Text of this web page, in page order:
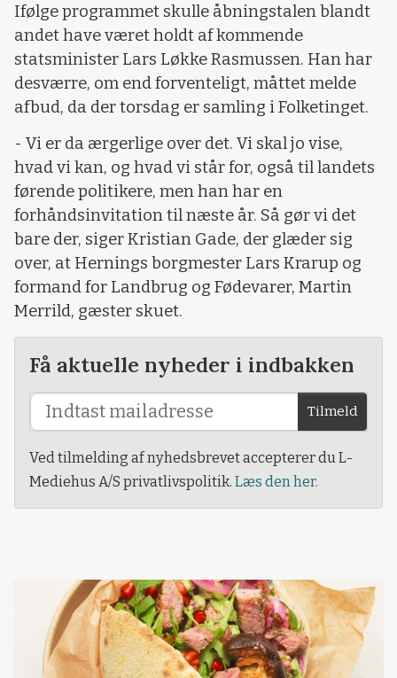
Ifølge programmet skulle åbningstalen blandt
andet have været holdt af kommende
statsminister Lars Løkke Rasmussen. Han har
desværre, om end forventeligt, måttet melde
afbud, da der torsdag er samling i Folketinget.
- Vi er da ærgerlige over det. Vi skal jo vise,
hvad vi kan, og hvad vi står for, også til landets
førende politikere, men han har en
forhåndsinvitation til næste år. Så gør vi det
bare der, siger Kristian Gade, der glæder sig
over, at Hernings borgmester Lars Krarup og
formand for Landbrug og Fødevarer, Martin
Merrild, gæster skuet.
Få aktuelle nyheder i indbakken
Tilmeld
Ved tilmelding af nyhedsbrevet accepterer du L-
Mediehus A/S privatlivspolitik. Læs den her.